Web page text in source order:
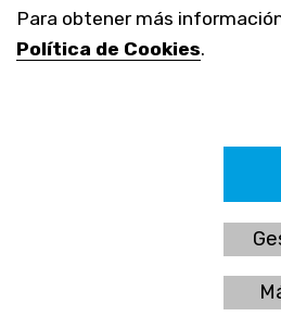
Para obtener más
Política de Cookies.
Farmacia Los
Ldo. Alfredo Aparicio
N. Col. Colegio Oficial de
Nº de
C/ Moncayo, 97
03185 Torrevieja,